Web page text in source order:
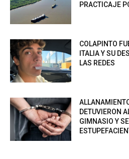
PRACTICAJE
COLAPINTO
ITALIA Y SU
LAS REDES
DETUVIERON
GIMNASIO Y